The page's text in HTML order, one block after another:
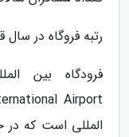
رتبه فروگاه در سال
المللی است که در